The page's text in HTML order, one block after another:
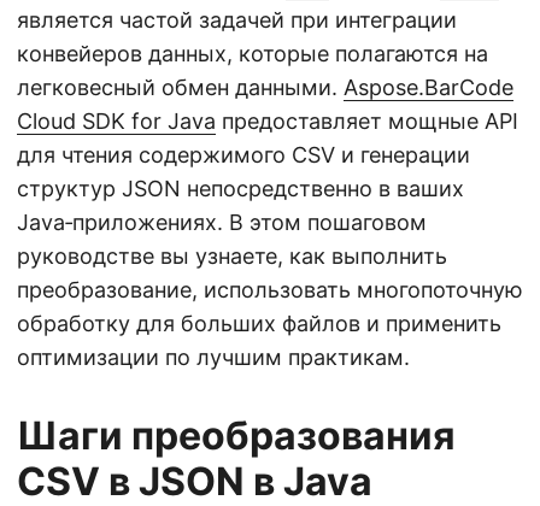
является частой задачей при интеграции
конвейеров данных, которые полагаются на
легковесный обмен данными. Aspose.BarCode
Cloud SDK for Java предоставляет мощные API
для чтения содержимого CSV и генерации
структур JSON непосредственно в ваших
Java‑приложениях. В этом пошаговом
руководстве вы узнаете, как выполнить
преобразование, использовать многопоточную
обработку для больших файлов и применить
оптимизации по лучшим практикам.
Шаги преобразования
CSV в JSON в Java